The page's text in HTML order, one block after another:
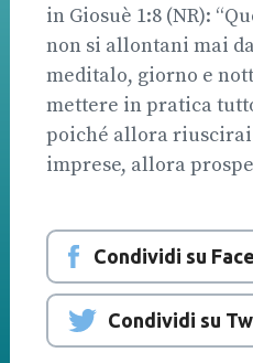
in Giosuè 1:8 (NR):
non si allontani mai
meditalo, giorno e
mettere in pratica
poiché allora
imprese, allora
Condividi su
Condividi su